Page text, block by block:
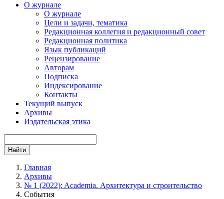
О журнале
О журнале
Цели и задачи, тематика
Редакционная коллегия и редакционный совет
Редакционная политика
Язык публикаций
Рецензирование
Авторам
Подписка
Индексирование
Контакты
Текущий выпуск
Архивы
Издательская этика
Найти
Главная
Архивы
№ 1 (2022): Academia. Архитектура и строительство
События